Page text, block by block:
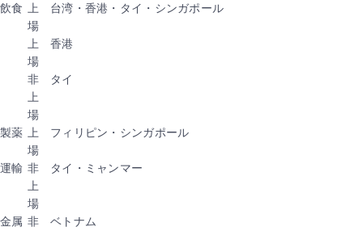
飲食
上
場
台湾・香港・タイ・シンガポール
上
場
香港
非
上
場
タイ
製薬
上
場
フィリピン・シンガポール
運輸 非
上
場
タイ・ミャンマー
金属 非
ベトナム